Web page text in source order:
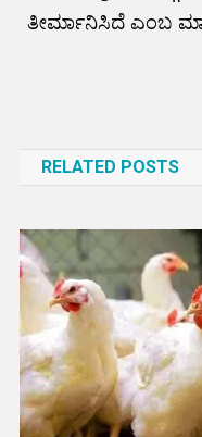
ತೀರ್ಮಾನಿಸಿದೆ ಎಂಬ
RELATED POSTS